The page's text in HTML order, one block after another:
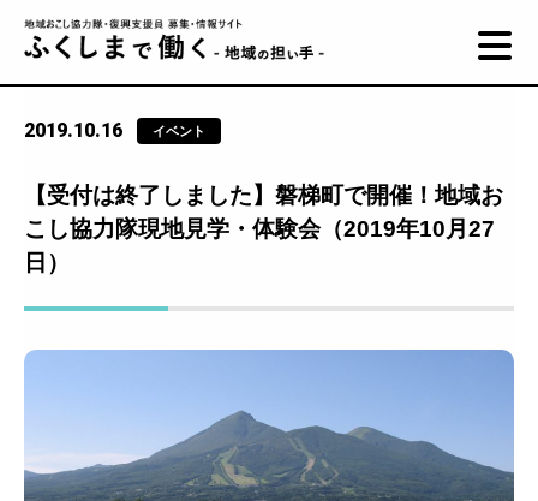
2019.10.16 イベント
【受付は終了しました】磐梯町で開催！地域お
こし協力隊現地見学・体験会（2019年10月27
日）